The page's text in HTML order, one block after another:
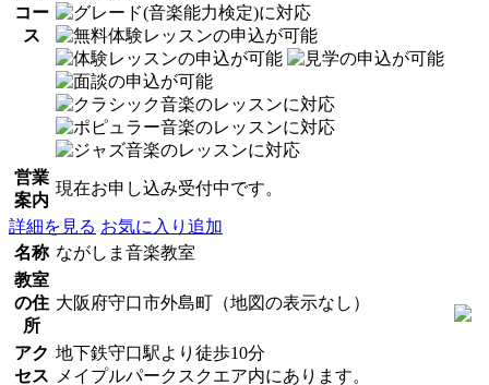
コー
ス
営業
案内
現在お申し込み受付中です。
詳細を見る お気に入り追加
名称 ながしま音楽教室
教室
の住
所
大阪府守口市外島町（地図の表示なし）
アク
セス
地下鉄守口駅より徒歩10分
メイプルパークスクエア内にあります。